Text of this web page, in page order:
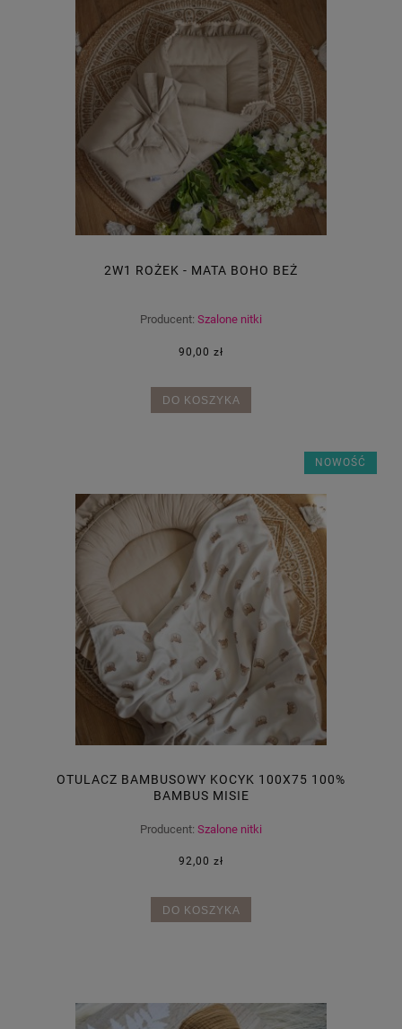
2W1 ROŻEK - MATA BOHO BEŻ
Producent: Szalone nitki
90,00 zł
DO KOSZYKA
OTULACZ BAMBUSOWY KOCYK 100X75 100%
BAMBUS MISIE
Producent: Szalone nitki
92,00 zł
DO KOSZYKA
NOWOŚĆ